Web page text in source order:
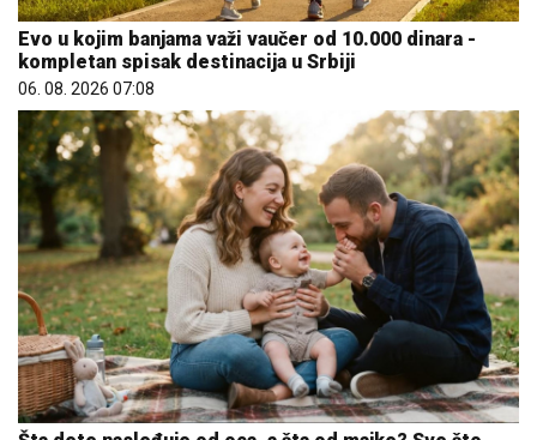
Evo u kojim banjama važi vaučer od 10.000 dinara -
kompletan spisak destinacija u Srbiji
06. 08. 2026 07:08